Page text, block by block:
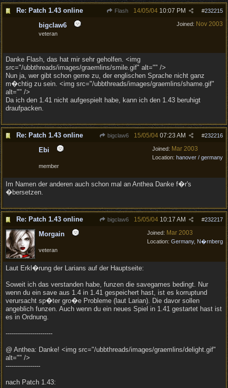
Re: Patch 1.43 online Flash #232215
14/05/04 10:07 PM
Joined: Nov 2003
bigclaw6
veteran
Danke Flash, das hat mir sehr geholfen. <img
src="/ubbthreads/images/graemlins/smile.gif" alt="" />
Nun ja, wer gibt schon gerne zu, der englischen Sprache nicht ganz
m�chtig zu sein. <img src="/ubbthreads/images/graemlins/shame.gif"
alt="" />
Da ich den 1.41 nicht aufgespielt habe, kann ich den 1.43 beruhigt
draufpacken.
Re: Patch 1.43 online bigclaw6 #232216
15/05/04 07:23 AM
Joined: Mar 2003
Location: hanover / germany
Ebi
member
Im Namen der anderen auch schon mal an Anthea Danke f�r's
�bersetzen.
Re: Patch 1.43 online bigclaw6 #232217
15/05/04 10:17 AM
Joined: Mar 2003
Location: Germany, N�rnberg
Morgain
veteran
Laut Erkl�rung der Larians auf der Hauptseite:
Soweit ich das verstanden habe, funzen die savegames bedingt. Nur
wenn du ein save aus 1.4 in 1.41 gespeichert hast, ist es korruptund
verursacht sp�ter gro�e Probleme (laut Larian). Die davor sollen
angeblich funzen. Auch wenn du ein neues Spiel in 1.41 gestartet hast ist
es in Ordnung.
-----------------------
@ Anthea: Danke! <img src="/ubbthreads/images/graemlins/delight.gif"
alt="" />
-----------------
nach Patch 1.43: